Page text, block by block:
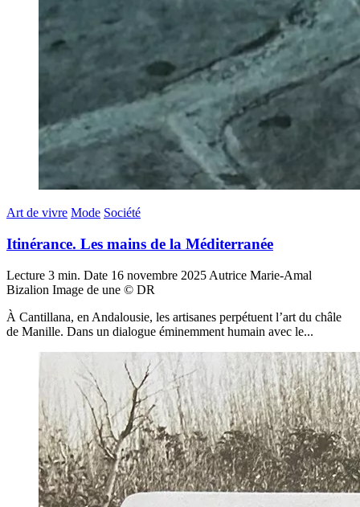
Art de vivre Mode Société
Itinérance. Les mains de la Méditerranée
Lecture 3 min. Date 16 novembre 2025 Autrice Marie-Amal
Bizalion Image de une © DR
À Cantillana, en Andalousie, les artisanes perpétuent l’art du châle
de Manille. Dans un dialogue éminemment humain avec le...